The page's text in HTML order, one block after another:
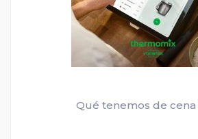
Qué tenemos de cena